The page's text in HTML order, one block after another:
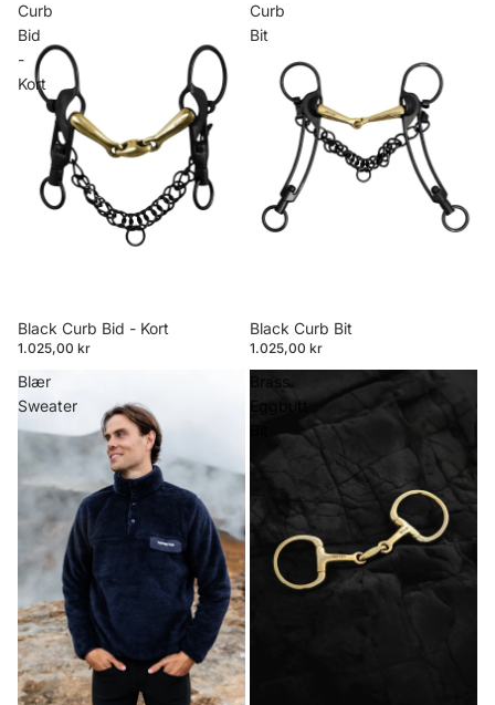
Curb
Bid
-
Kort
Black Curb Bid - Kort
1.025,00 kr
Curb
Bit
Black Curb Bit
1.025,00 kr
Blær
Sweater
Brass
Eggbutt